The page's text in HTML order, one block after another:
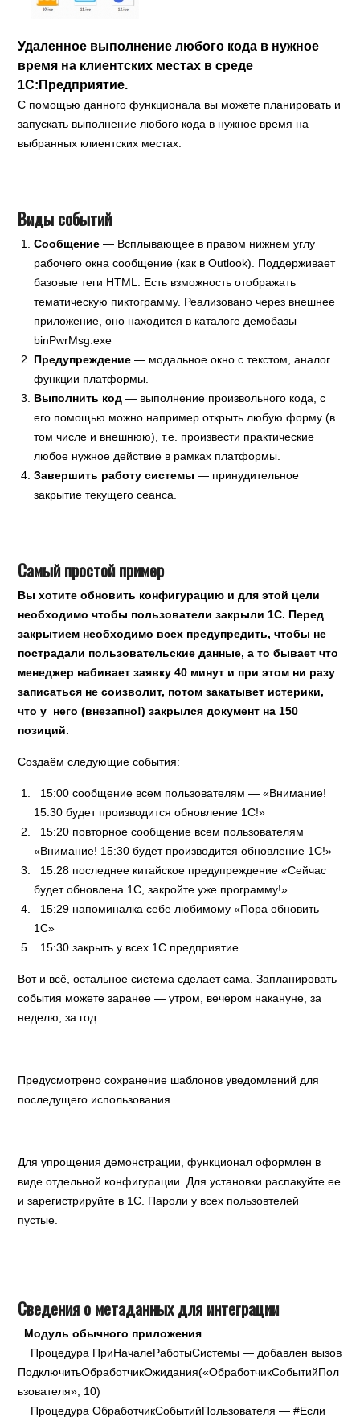
Удаленное выполнение любого кода в нужное
время на клиентских местах в среде
1С:Предприятие.
С помощью данного функционала вы можете планировать и
запускать выполнение любого кода в нужное время на
выбранных клиентских местах.
Виды событий
Сообщение — Всплывающее в правом нижнем углу
рабочего окна сообщение (как в Outlook). Поддерживает
базовые теги HTML. Есть взможность отображать
тематическую пиктограмму. Реализовано через внешнее
приложение, оно находится в каталоге демобазы
binPwrMsg.exe
Предупреждение — модальное окно с текстом, аналог
функции платформы.
Выполнить код — выполнение произвольного кода, с
его помощью можно например открыть любую форму (в
том числе и внешнюю), т.е. произвести практические
любое нужное действие в рамках платформы.
Завершить работу системы — принудительное
закрытие текущего сеанса.
Самый простой пример
Вы хотите обновить конфигурацию и для этой цели
необходимо чтобы пользователи закрыли 1С. Перед
закрытием необходимо всех предупредить, чтобы не
пострадали пользовательские данные, а то бывает что
менеджер набивает заявку 40 минут и при этом ни разу
записаться не соизволит, потом закатывет истерики,
что у него (внезапно!) закрылся документ на 150
позиций.
Создаём следующие события:
15:00 сообщение всем пользователям — «Внимание!
15:30 будет производится обновление 1С!»
15:20 повторное сообщение всем пользователям
«Внимание! 15:30 будет производится обновление 1С!»
15:28 последнее китайское предупреждение «Сейчас
будет обновлена 1С, закройте уже программу!»
15:29 напоминалка себе любимому «Пора обновить
1С»
15:30 закрыть у всех 1С предприятие.
Вот и всё, остальное система сделает сама. Запланировать
события можете заранее — утром, вечером накануне, за
неделю, за год…
Предусмотрено сохранение шаблонов уведомлений для
последущего использования.
Для упрощения демонстрации, функционал оформлен в
виде отдельной конфигурации. Для установки распакуйте ее
и зарегистрируйте в 1С. Пароли у всех пользовтелей
пустые.
Сведения о метаданных для интеграции
Модуль обычного приложения
Процедура ПриНачалеРаботыСистемы — добавлен вызов
ПодключитьОбработчикОжидания(«ОбработчикСобытийПол
ьзователя», 10)
Процедура ОбработчикСобытийПользователя — #Если